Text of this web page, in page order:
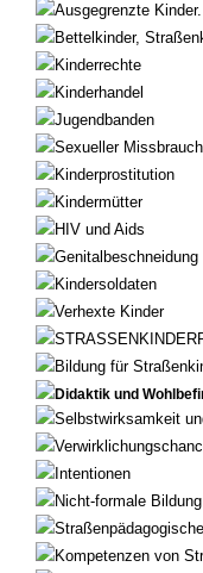
Ausgegrenzte
Bettelkinder,
Kinderrechte
Kinderhandel
Jugendbanden
Sexueller Missbrauch
Kinderprostitution
Kindermütter
HIV und Aids
Genitalbeschneidung
Kindersoldaten
Verhexte Kinder
Bildung für
Didaktik und
Selbstwirksamkeit
Intentionen
Nicht-formale Bildung
Kompetenzen von